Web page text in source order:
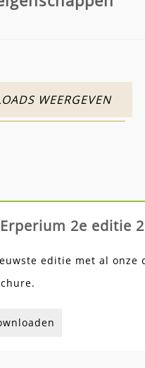
WEERGEVEN
2e editie
editie met al onze